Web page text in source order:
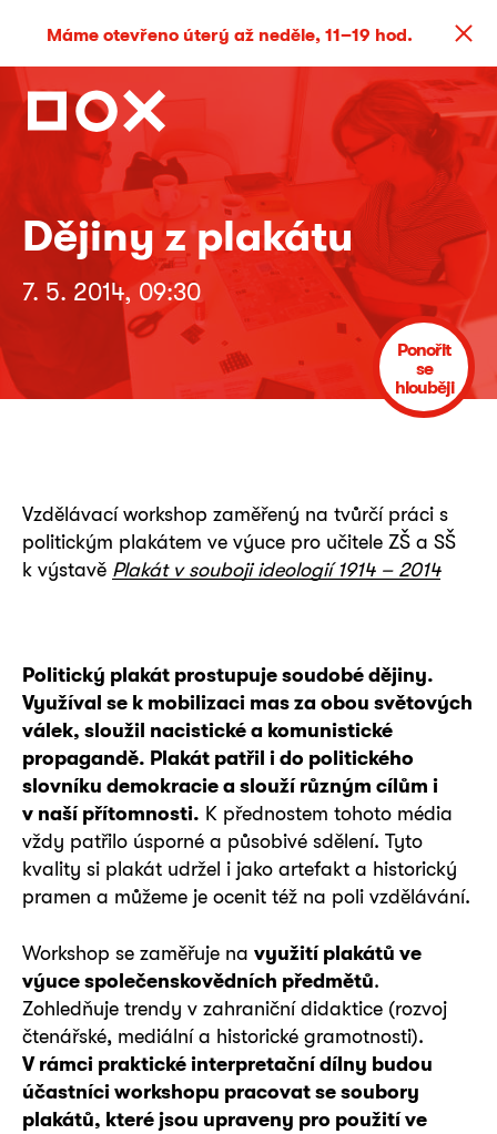
Máme otevřeno úterý až neděle, 11–19 hod.
Dějiny z plakátu
7. 5. 2014, 09:30
Ponořit
se
hlouběji
Vzdělávací workshop zaměřený na tvůrčí práci s
politickým plakátem ve výuce pro učitele ZŠ a SŠ
k výstavě Plakát v souboji ideologií 1914 – 2014
Politický plakát prostupuje soudobé dějiny.
Využíval se k mobilizaci mas za obou světových
válek, sloužil nacistické a komunistické
propagandě. Plakát patřil i do politického
slovníku demokracie a slouží různým cílům i
v naší přítomnosti. K přednostem tohoto média
vždy patřilo úsporné a působivé sdělení. Tyto
kvality si plakát udržel i jako artefakt a historický
pramen a můžeme je ocenit též na poli vzdělávání.
Workshop se zaměřuje na využití plakátů ve
výuce společenskovědních předmětů.
Zohledňuje trendy v zahraniční didaktice (rozvoj
čtenářské, mediální a historické gramotnosti).
V rámci praktické interpretační dílny budou
účastníci workshopu pracovat se soubory
plakátů, které jsou upraveny pro použití ve